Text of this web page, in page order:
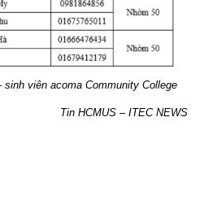
sinh viên acoma Community College
Tin HCMUS – ITEC NEWS